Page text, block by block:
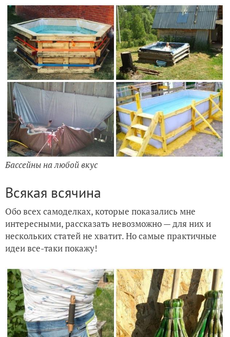
Бассейны на любой вкус
Всякая всячина
Обо всех самоделках, которые показались мне
интересными, рассказать невозможно — для них и
нескольких статей не хватит. Но самые практичные
идеи все-таки покажу!